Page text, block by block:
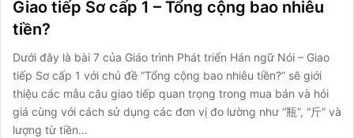
Giao tiếp Sơ cấp 1 – Tổng cộng bao nhiêu
tiền?
Dưới đây là bài 7 của Giáo trình Phát triển Hán ngữ Nói – Giao
tiếp Sơ cấp 1 với chủ đề “Tổng cộng bao nhiêu tiền?” sẽ giới
thiệu các mẫu câu giao tiếp quan trọng trong mua bán và hỏi
giá cùng với cách sử dụng các đơn vị đo lường như “瓶”, “斤” và
lượng từ tiền…